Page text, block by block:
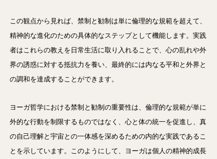
この観点から見れば、禁制と勧制は単に倫理的な規範を超えて、
精神的な進化のための具体的なステップとして機能します。実践
者はこれらの教えを日常生活に取り入れることで、心の乱れや外
界の誘惑に対する抵抗力を養い、最終的には内なる平和と外界と
の調和を達成することができます。
ヨーガ哲学における禁制と勧制の重要性は、倫理的な規範が単に
外的な行動を制限するものではなく、心と体の統一を促進し、真
の自己理解と宇宙との一体感を深めるための内的な実践であるこ
とを示しています。このようにして、ヨーガは個人の精神的成長